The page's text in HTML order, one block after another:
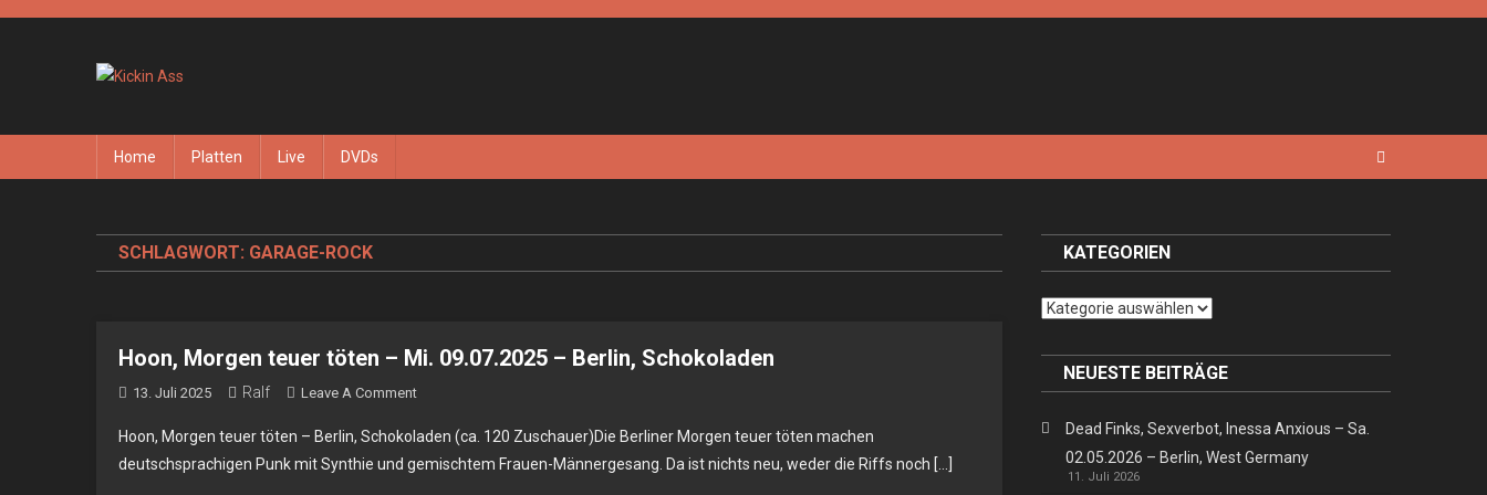
Home Platten Live DVDs
SCHLAGWORT: GARAGE-ROCK
Hoon, Morgen teuer töten – Mi. 09.07.2025 – Berlin, Schokoladen
13. Juli 2025 Ralf Leave A CommentOn
Morgen
Teuer
Hoon, Morgen teuer töten – Berlin, Schokoladen (ca. 120 Zuschauer)Die Berliner Morgen teuer töten machen
deutschsprachigen Punk mit Synthie und gemischtem Frauen-Männergesang. Da ist nichts neu, weder die Riffs noch […]
KATEGORIEN
Kategorien
NEUESTE BEITRÄGE
Dead Finks, Sexverbot, Inessa Anxious – Sa.
02.05.2026 – Berlin, West Germany
11. Juli 2026